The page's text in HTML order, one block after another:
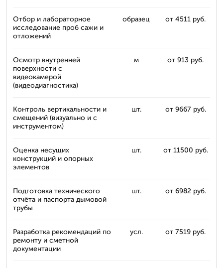
Отбор и лабораторное
исследование проб сажи и
отложений
образец от 4511 руб.
Осмотр внутренней
поверхности с
видеокамерой
(видеодиагностика)
м от 913 руб.
Контроль вертикальности и
смещений (визуально и с
инструментом)
шт. от 9667 руб.
Оценка несущих
конструкций и опорных
элементов
шт. от 11500 руб.
Подготовка технического
отчёта и паспорта дымовой
трубы
шт. от 6982 руб.
Разработка рекомендаций по
ремонту и сметной
документации
усл. от 7519 руб.